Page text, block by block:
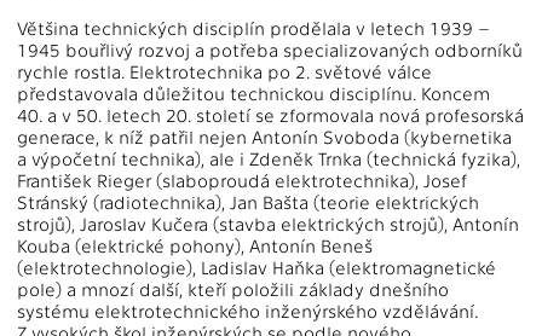
Většina technických disciplín prodělala v letech 1939 –
1945 bouřlivý rozvoj a potřeba specializovaných odborníků
rychle rostla. Elektrotechnika po 2. světové válce
představovala důležitou technickou disciplínu. Koncem
40. a v 50. letech 20. století se zformovala nová profesorská
generace, k níž patřil nejen Antonín Svoboda (kybernetika
a výpočetní technika), ale i Zdeněk Trnka (technická fyzika),
František Rieger (slaboproudá elektrotechnika), Josef
Stránský (radiotechnika), Jan Bašta (teorie elektrických
strojů), Jaroslav Kučera (stavba elektrických strojů), Antonín
Kouba (elektrické pohony), Antonín Beneš
(elektrotechnologie), Ladislav Haňka (elektromagnetické
pole) a mnozí další, kteří položili základy dnešního
systému elektrotechnického inženýrského vzdělávání.